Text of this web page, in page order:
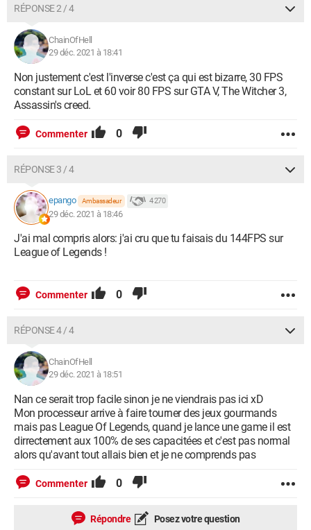
RÉPONSE 2 / 4
ChainOfHell
29 déc. 2021 à 18:41
Non justement c'est l'inverse c'est ça qui est bizarre, 30 FPS
constant sur LoL et 60 voir 80 FPS sur GTA V, The Witcher 3,
Assassin's creed.
Commenter 0
RÉPONSE 3 / 4
epango Ambassadeur 4 270
29 déc. 2021 à 18:46
J'ai mal compris alors: j'ai cru que tu faisais du 144FPS sur
League of Legends !
Commenter 0
RÉPONSE 4 / 4
ChainOfHell
29 déc. 2021 à 18:51
Nan ce serait trop facile sinon je ne viendrais pas ici xD
Mon processeur arrive à faire tourner des jeux gourmands
mais pas League Of Legends, quand je lance une game il est
dirrectement aux 100% de ses capacitées et c'est pas normal
alors qu'avant tout allais bien et je ne comprends pas
Commenter 0
Répondre Posez votre question